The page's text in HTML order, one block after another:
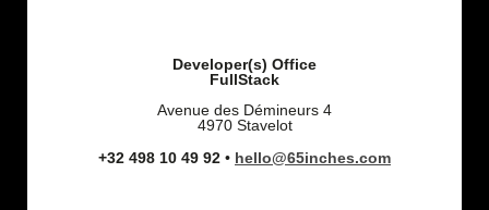
Developer(s) Office
FullStack
Avenue des Démineurs 4
4970 Stavelot
+32 498 10 49 92 • hello@65inches.com